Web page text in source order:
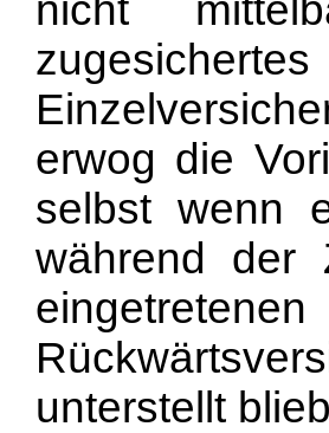
nicht
erwog die
selbst wenn
während der
unterstellt